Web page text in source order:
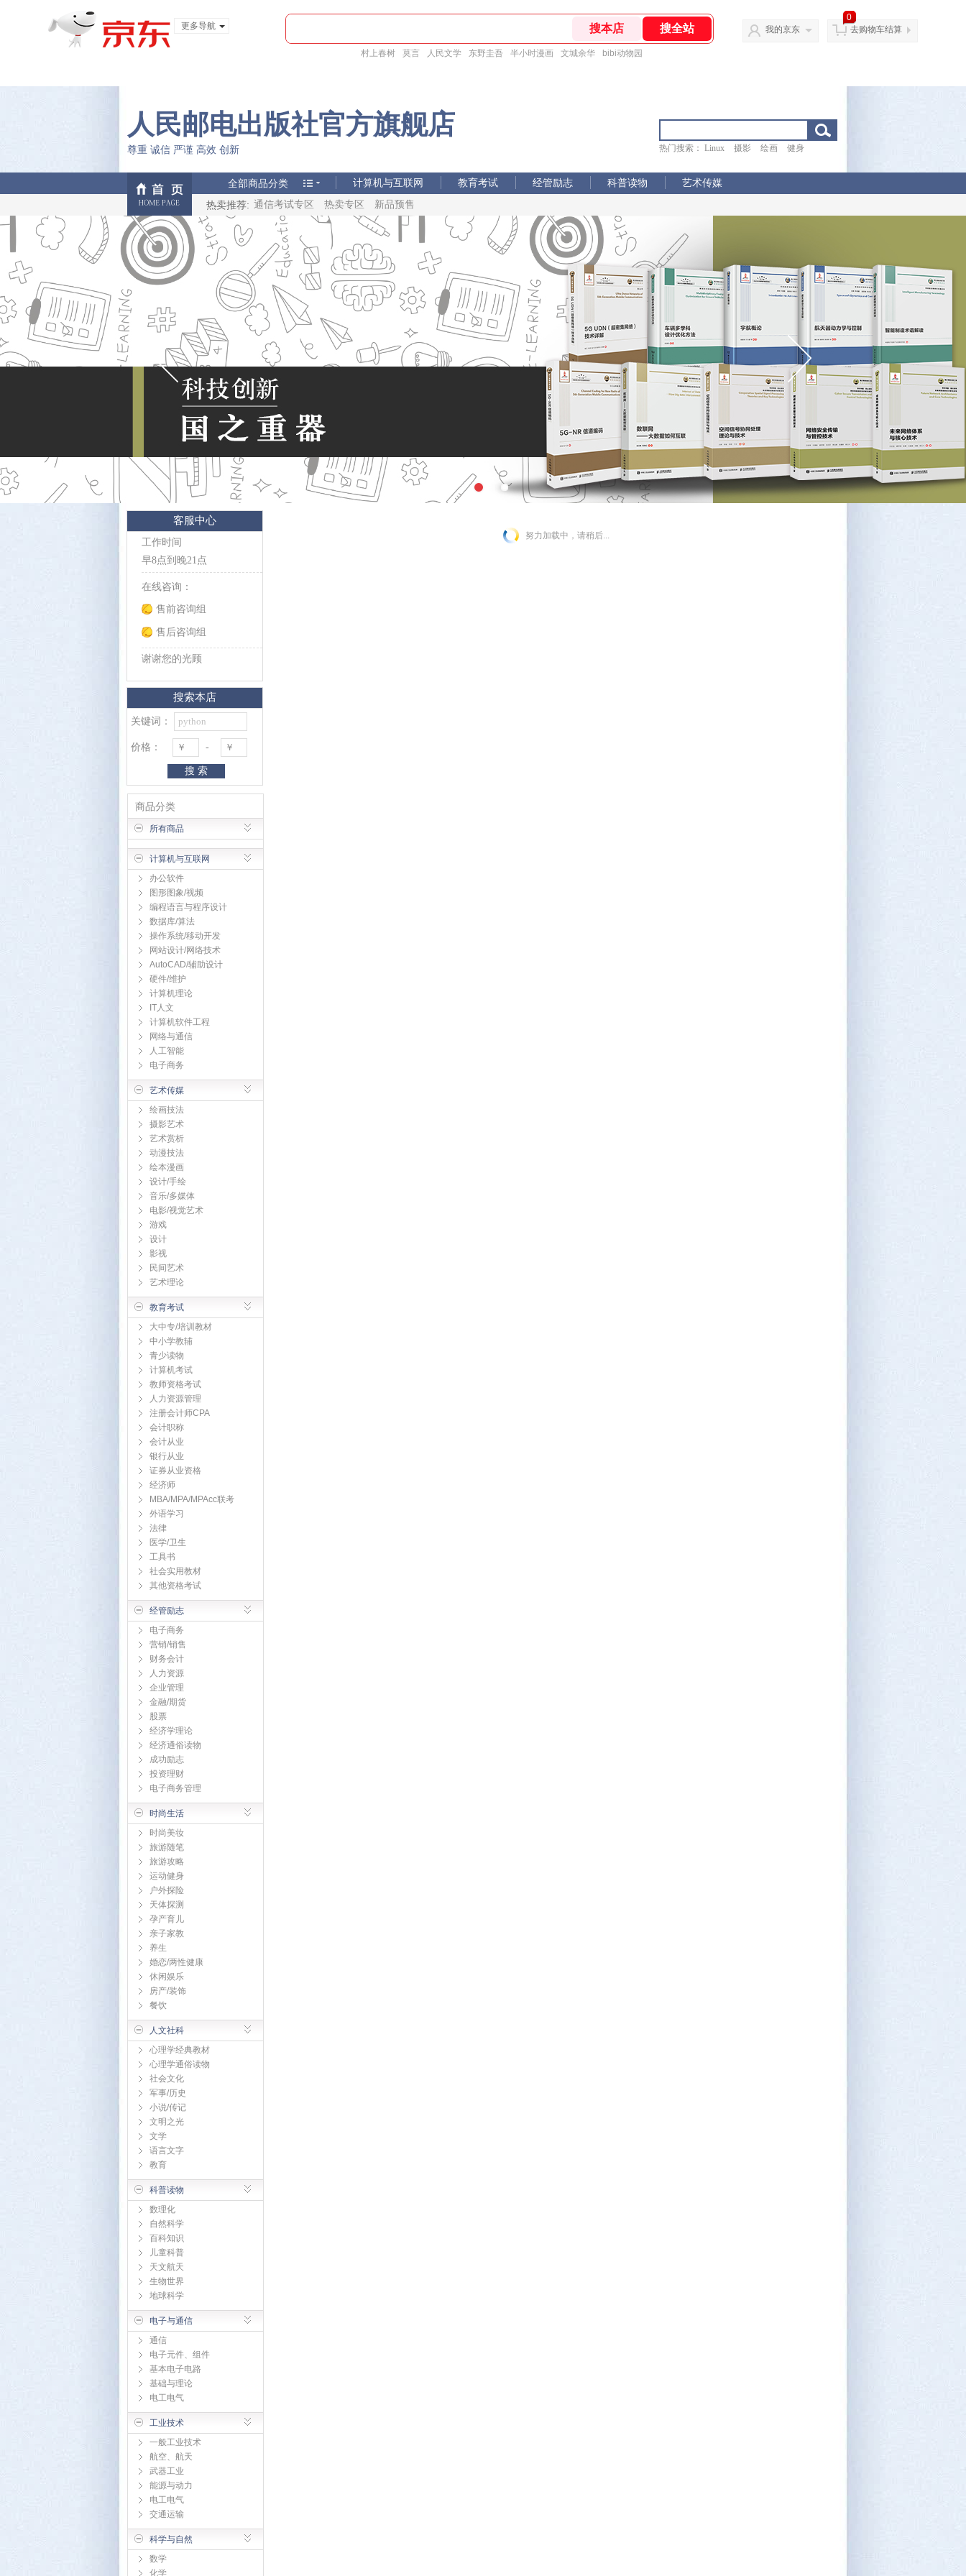
更多导航
村上春树 莫言 人民文学 东野圭吾 半小时漫画 文城余华 bibi动物园
我的京东
0
去购物车结算
人民邮电出版社官方旗舰店
尊重 诚信 严谨 高效 创新 热门搜索： Linux 摄影 绘画 健身
全部商品分类
计算机与互联网
计算机与互联网
教育考试
经管励志
科普读物
艺术传媒
时尚生活
时尚生活
人文社科
热卖推荐: 通信考试专区 热卖专区 新品预售
客服中心
工作时间
早8点到晚21点
在线咨询：
售前咨询组
售后咨询组
谢谢您的光顾
搜索本店
关键词：
价格： -
搜 索
商品分类
所有商品
计算机与互联网
办公软件
图形图象/视频
编程语言与程序设计
数据库/算法
操作系统/移动开发
网站设计/网络技术
AutoCAD/辅助设计
硬件/维护
计算机理论
IT人文
计算机软件工程
网络与通信
人工智能
电子商务
艺术传媒
绘画技法
摄影艺术
艺术赏析
动漫技法
绘本漫画
设计/手绘
音乐/多媒体
电影/视觉艺术
游戏
设计
影视
民间艺术
艺术理论
教育考试
大中专/培训教材
中小学教辅
青少读物
计算机考试
教师资格考试
人力资源管理
注册会计师CPA
会计职称
会计从业
银行从业
证券从业资格
经济师
MBA/MPA/MPAcc联考
外语学习
法律
医学/卫生
工具书
社会实用教材
其他资格考试
经管励志
电子商务
营销/销售
财务会计
人力资源
企业管理
金融/期货
股票
经济学理论
经济通俗读物
成功励志
投资理财
电子商务管理
时尚生活
时尚美妆
旅游随笔
旅游攻略
运动健身
户外探险
天体探测
孕产育儿
亲子家教
养生
婚恋/两性健康
休闲娱乐
房产/装饰
餐饮
人文社科
心理学经典教材
心理学通俗读物
社会文化
军事/历史
小说/传记
文明之光
文学
语言文字
教育
科普读物
数理化
自然科学
百科知识
儿童科普
天文航天
生物世界
地球科学
电子与通信
通信
电子元件、组件
基本电子电路
基础与理论
电工电气
工业技术
一般工业技术
航空、航天
武器工业
能源与动力
电工电气
交通运输
科学与自然
数学
化学
努力加载中，请稍后...